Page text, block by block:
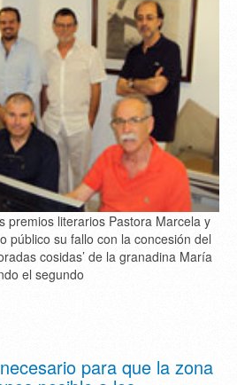
premios literarios Pastora Marcela y
público su fallo con la concesión del
cosidas’ de la granadina María
el segundo
para que la zona